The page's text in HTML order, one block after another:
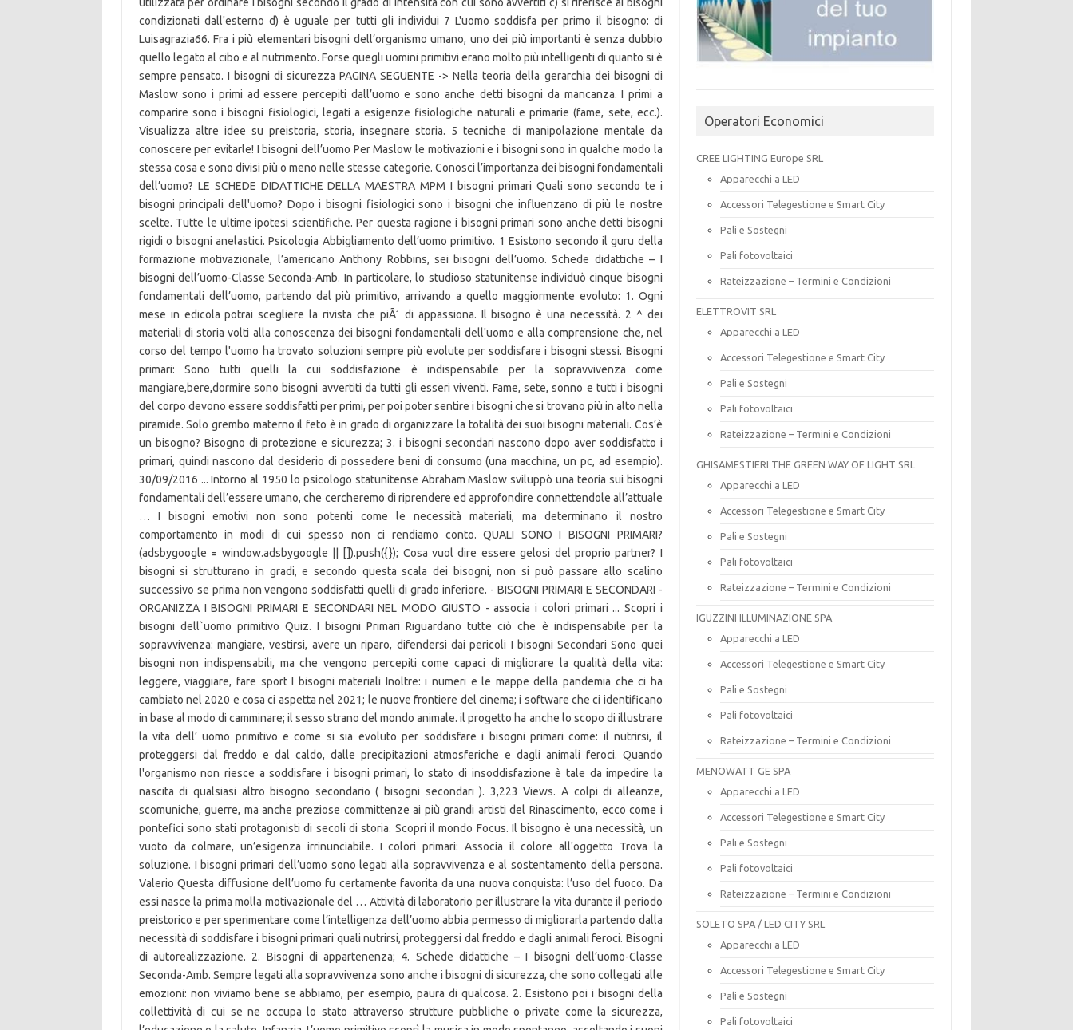
Operatori Economici
CREE LIGHTING Europe SRL
Apparecchi a LED
Accessori Telegestione e Smart City
Pali e Sostegni
Pali fotovoltaici
Rateizzazione – Termini e Condizioni
ELETTROVIT SRL
Apparecchi a LED
Accessori Telegestione e Smart City
Pali e Sostegni
Pali fotovoltaici
Rateizzazione – Termini e Condizioni
GHISAMESTIERI THE GREEN WAY OF LIGHT SRL
Apparecchi a LED
Accessori Telegestione e Smart City
Pali e Sostegni
Pali fotovoltaici
Rateizzazione – Termini e Condizioni
IGUZZINI ILLUMINAZIONE SPA
Apparecchi a LED
Accessori Telegestione e Smart City
Pali e Sostegni
Pali fotovoltaici
Rateizzazione – Termini e Condizioni
MENOWATT GE SPA
Apparecchi a LED
Accessori Telegestione e Smart City
Pali e Sostegni
Pali fotovoltaici
Rateizzazione – Termini e Condizioni
SOLETO SPA / LED CITY SRL
Apparecchi a LED
Accessori Telegestione e Smart City
Pali e Sostegni
Pali fotovoltaici